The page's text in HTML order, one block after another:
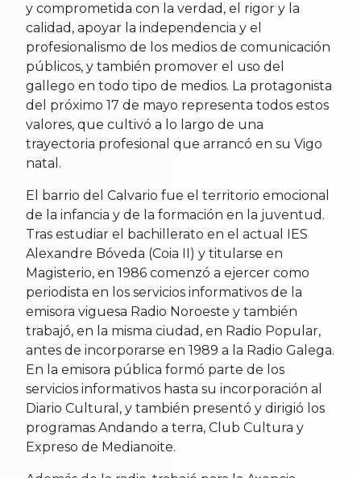
y comprometida con la verdad, el rigor y la
calidad, apoyar la independencia y el
profesionalismo de los medios de comunicación
públicos, y también promover el uso del
gallego en todo tipo de medios. La protagonista
del próximo 17 de mayo representa todos estos
valores, que cultivó a lo largo de una
trayectoria profesional que arrancó en su Vigo
natal.
El barrio del Calvario fue el territorio emocional
de la infancia y de la formación en la juventud.
Tras estudiar el bachillerato en el actual IES
Alexandre Bóveda (Coia II) y titularse en
Magisterio, en 1986 comenzó a ejercer como
periodista en los servicios informativos de la
emisora viguesa Radio Noroeste y también
trabajó, en la misma ciudad, en Radio Popular,
antes de incorporarse en 1989 a la Radio Galega.
En la emisora pública formó parte de los
servicios informativos hasta su incorporación al
Diario Cultural, y también presentó y dirigió los
programas Andando a terra, Club Cultura y
Expreso de Medianoite.